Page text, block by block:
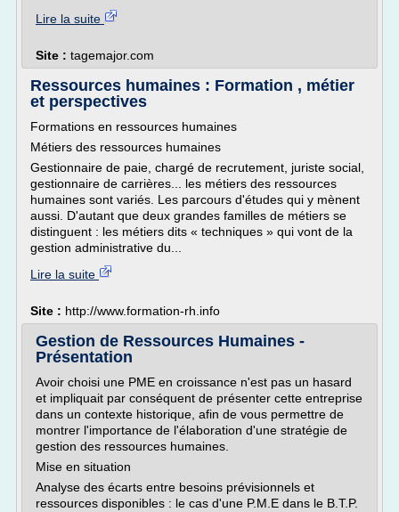
Lire la suite
Site : tagemajor.com
Ressources humaines : Formation , métier
et perspectives
Formations en ressources humaines
Métiers des ressources humaines
Gestionnaire de paie, chargé de recrutement, juriste social,
gestionnaire de carrières... les métiers des ressources
humaines sont variés. Les parcours d'études qui y mènent
aussi. D'autant que deux grandes familles de métiers se
distinguent : les métiers dits « techniques » qui vont de la
gestion administrative du...
Lire la suite
Site : http://www.formation-rh.info
Gestion de Ressources Humaines -
Présentation
Avoir choisi une PME en croissance n'est pas un hasard
et impliquait par conséquent de présenter cette entreprise
dans un contexte historique, afin de vous permettre de
montrer l'importance de l'élaboration d'une stratégie de
gestion des ressources humaines.
Mise en situation
Analyse des écarts entre besoins prévisionnels et
ressources disponibles : le cas d'une P.M.E dans le B.T.P.